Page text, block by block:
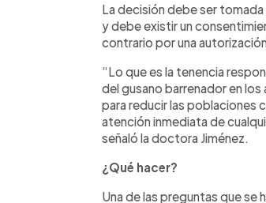
La decisión debe ser
y debe existir un
contrario por una
“Lo que es la tenencia
del gusano barrenador en
para reducir las poblaciones
atención inmediata de
señaló la doctora Jiménez.
¿Qué hacer?
Una de las preguntas que se